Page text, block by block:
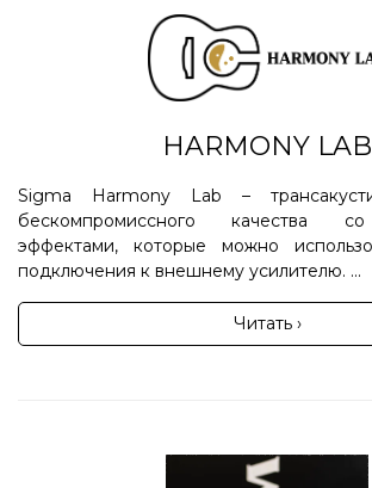
HARMONY LAB
Sigma Harmony Lab –
бескомпромиссного качества
эффектами, которые можно
подключения к внешнему усилителю. ...
Читать ›